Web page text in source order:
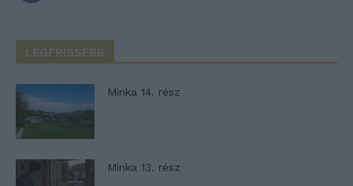
LEGFRISSEBB
Minka 14. rész
Minka 13. rész